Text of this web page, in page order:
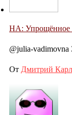
НА: Упрощённое
@julia-vadimovna
От Дмитрий